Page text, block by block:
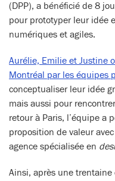
(DPP), a bénéficié de 8
pour prototyper leur idée
numériques et agiles.
Aurélie, Emilie et Justine
Montréal par les équipes
conceptualiser leur idée
mais aussi pour
retour à Paris, l’équipe a
proposition de valeur
agence spécialisée en
Ainsi, après une